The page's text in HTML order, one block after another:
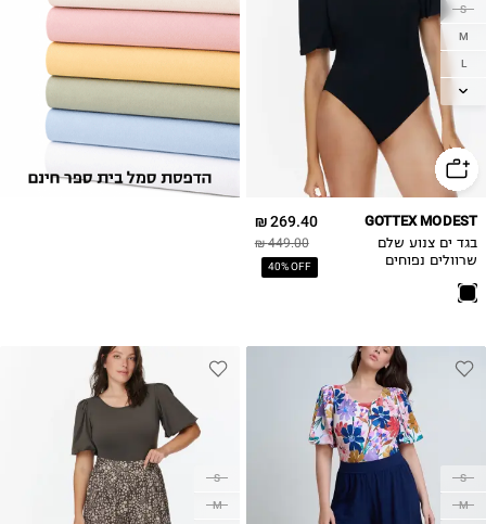
S
M
L
XL
2XL
269.40 ₪
449.00 ₪
40% OFF
GOTTEX MODEST
בגד ים צנוע שלם
שרוולים נפוחים
S
M
S
M